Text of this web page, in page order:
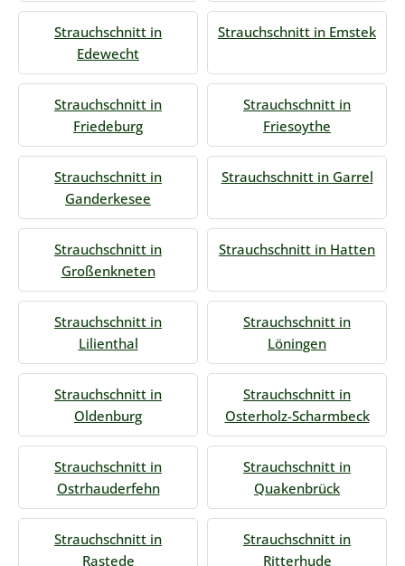
Strauchschnitt in
Edewecht
Strauchschnitt in Emstek
Strauchschnitt in
Friedeburg
Strauchschnitt in
Friesoythe
Strauchschnitt in
Ganderkesee
Strauchschnitt in Garrel
Strauchschnitt in
Großenkneten
Strauchschnitt in Hatten
Strauchschnitt in
Lilienthal
Strauchschnitt in
Löningen
Strauchschnitt in
Oldenburg
Strauchschnitt in
Osterholz-Scharmbeck
Strauchschnitt in
Ostrhauderfehn
Strauchschnitt in
Quakenbrück
Strauchschnitt in
Rastede
Strauchschnitt in
Ritterhude